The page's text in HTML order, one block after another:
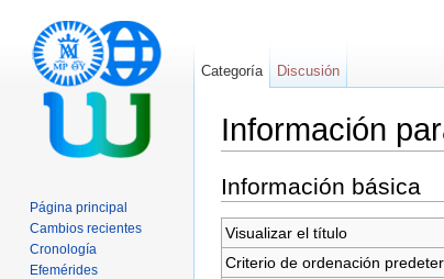
Información
Información básica
Visualizar el título
Criterio de ordenación
Categoría Discusión
Página principal
Cambios recientes
Cronología
Efemérides